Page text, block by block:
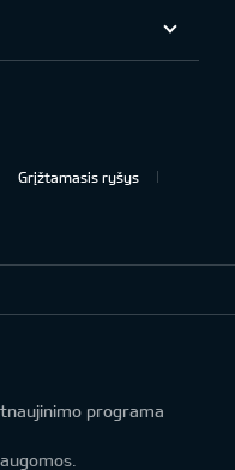
Grįžtamasis ryšys
programa